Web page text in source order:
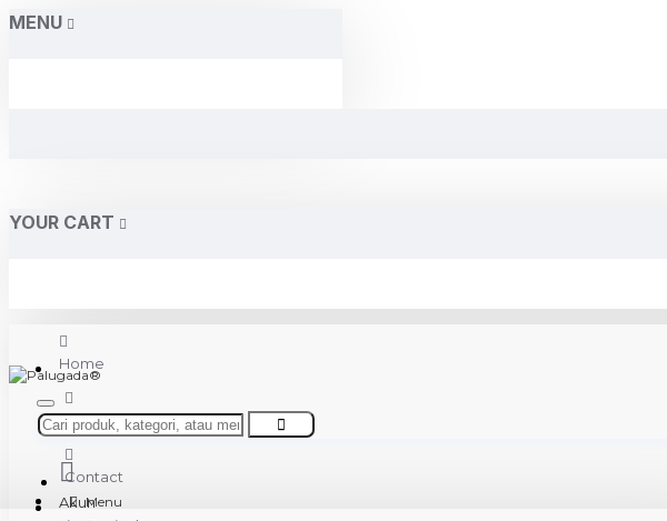
MENU
YOUR CART
Home
About Us
Contact
AkunMenu